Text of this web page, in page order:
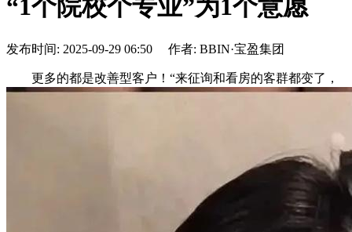
“1个院校个专业”为1个意愿
发布时间: 2025-09-29 06:50 作者: BBIN·宝盈集团
更多的都是改善型客户！“来征询和看房的客群都变了，